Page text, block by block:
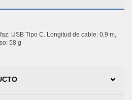
USB Tipo C. Longitud de cable: 0,9 m,
58 g